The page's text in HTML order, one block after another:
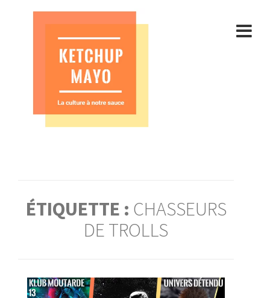
ÉTIQUETTE : CHASSEURS
DE TROLLS